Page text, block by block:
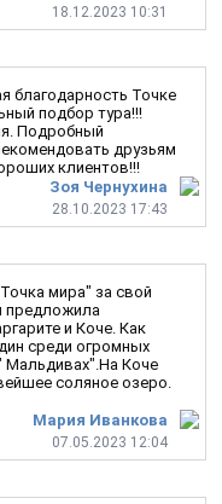
18.12.2023 10:31
Зоя Чернухина
28.10.2023 17:43
благодарность Точке
подбор тура!!!
Подробный
друзьям
клиентов!!!
Мария Иванкова
07.05.2023 12:04
мира" за свой
предложила
и Коче. Как
среди огромных
Мальдивах".На Коче
соляное озеро.